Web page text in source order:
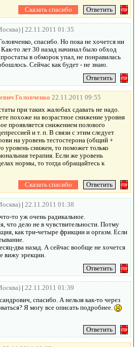
| 22.11.2011 01:35
спасибо. Но пока не хочется ни
то лет 30 назад начинал было обход
в обморок упал, не понравилась
Сейчас как будет - не знаю.
Головченко 22.11.2011 09:55
при таких жалобах сдавать не надо.
похоже на возрастное снижение уровня
проявляется снижением полового
и т. п. В связи с этим следует
на уровень тестостерона (общий +
уровень снижен, то поможет только
терапия. Если же уровень
нормы, то тогда обращайтесь к
| 22.11.2011 01:38
то уж очень радикальное.
что дело не в чувствительности. Потму
как три-четыре фрикции и оргазм. Если
два назад. А сейчас вообще не хочется
вижу эрекции.
| 22.11.2011 01:39
спасибо. А нельзя как-то через
Я могу все описать подробнее.